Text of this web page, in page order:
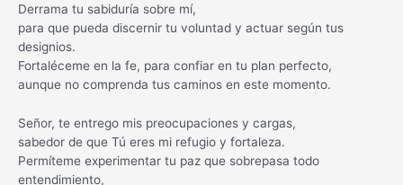
Derrama tu sabiduría sobre mí,
para que pueda discernir tu voluntad y actuar según tus
designios.
Fortaléceme en la fe, para confiar en tu plan perfecto,
aunque no comprenda tus caminos en este momento.
Señor, te entrego mis preocupaciones y cargas,
sabedor de que Tú eres mi refugio y fortaleza.
Permíteme experimentar tu paz que sobrepasa todo
entendimiento,